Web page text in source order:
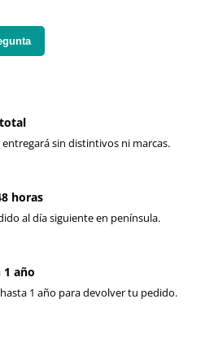
sin distintivos ni marcas.
horas
al día siguiente en península.
1 año
1 año para devolver tu pedido.